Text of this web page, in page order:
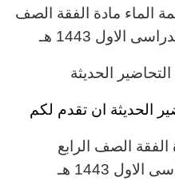
الماء مادة الفقة الصف
الاول 1443 هـ
الحديثة
الحديثة ان تقدم لكم
الصف الرابع
1443 هـ